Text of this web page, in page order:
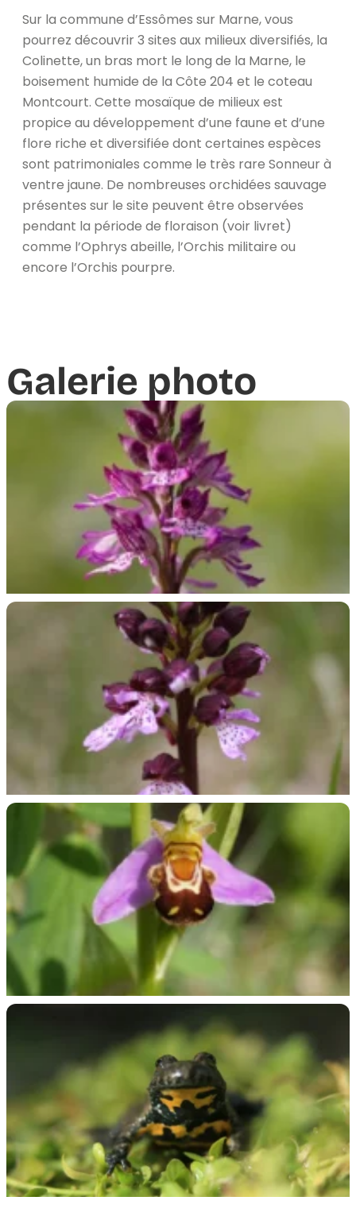
Sur la commune d’Essômes sur Marne, vous
pourrez découvrir 3 sites aux milieux diversifiés, la
Colinette, un bras mort le long de la Marne, le
boisement humide de la Côte 204 et le coteau
Montcourt. Cette mosaïque de milieux est
propice au développement d’une faune et d’une
flore riche et diversifiée dont certaines espèces
sont patrimoniales comme le très rare Sonneur à
ventre jaune. De nombreuses orchidées sauvage
présentes sur le site peuvent être observées
pendant la période de floraison (voir livret)
comme l’Ophrys abeille, l’Orchis militaire ou
encore l’Orchis pourpre.
Galerie photo